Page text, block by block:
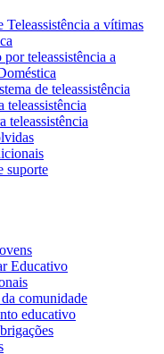
a vítimas
teleassistência a
de teleassistência
teleassistência
teleassistência
suporte
Educativo
comunidade
educativo